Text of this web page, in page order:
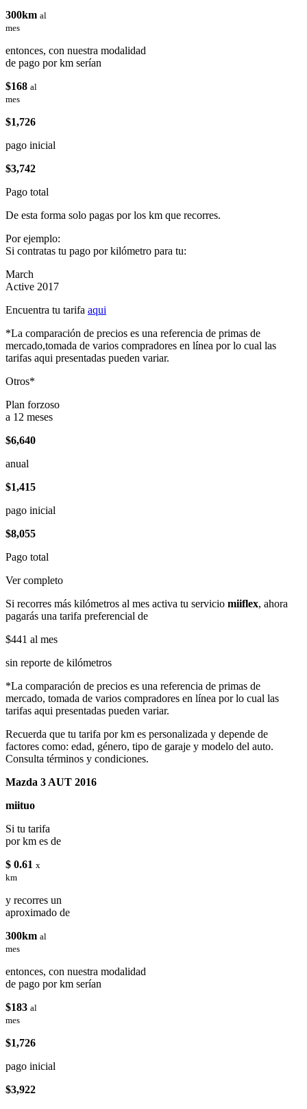
300km al
mes
entonces, con nuestra modalidad
de pago por km serían
$168 al
mes
$1,726
pago inicial
$3,742
Pago total
De esta forma solo pagas por los km que recorres.
Por ejemplo:
Si contratas tu pago por kilómetro para tu:
March
Active 2017
Encuentra tu tarifa aqui
*La comparación de precios es una referencia de primas de
mercado,tomada de varios compradores en línea por lo cual las
tarifas aqui presentadas pueden variar.
Otros*
Plan forzoso
a 12 meses
$6,640
anual
$1,415
pago inicial
$8,055
Pago total
Ver completo
Si recorres más kilómetros al mes activa tu servicio miiflex, ahora
pagarás una tarifa preferencial de
$441 al mes
sin reporte de kilómetros
*La comparación de precios es una referencia de primas de
mercado, tomada de varios compradores en línea por lo cual las
tarifas aqui presentadas pueden variar.
Recuerda que tu tarifa por km es personalizada y depende de
factores como: edad, género, tipo de garaje y modelo del auto.
Consulta términos y condiciones.
Mazda 3 AUT 2016
miituo
Si tu tarifa
por km es de
$ 0.61 x
km
y recorres un
aproximado de
300km al
mes
entonces, con nuestra modalidad
de pago por km serían
$183 al
mes
$1,726
pago inicial
$3,922